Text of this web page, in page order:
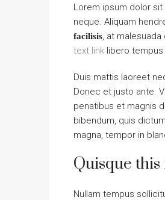
Lorem ipsum dolor
neque. Aliquam
facilisis, at
text link libero
Duis mattis laoreet
Donec et justo ante.
penatibus et magnis
bibendum, quis
magna, tempor in
Quisque
Nullam tempus